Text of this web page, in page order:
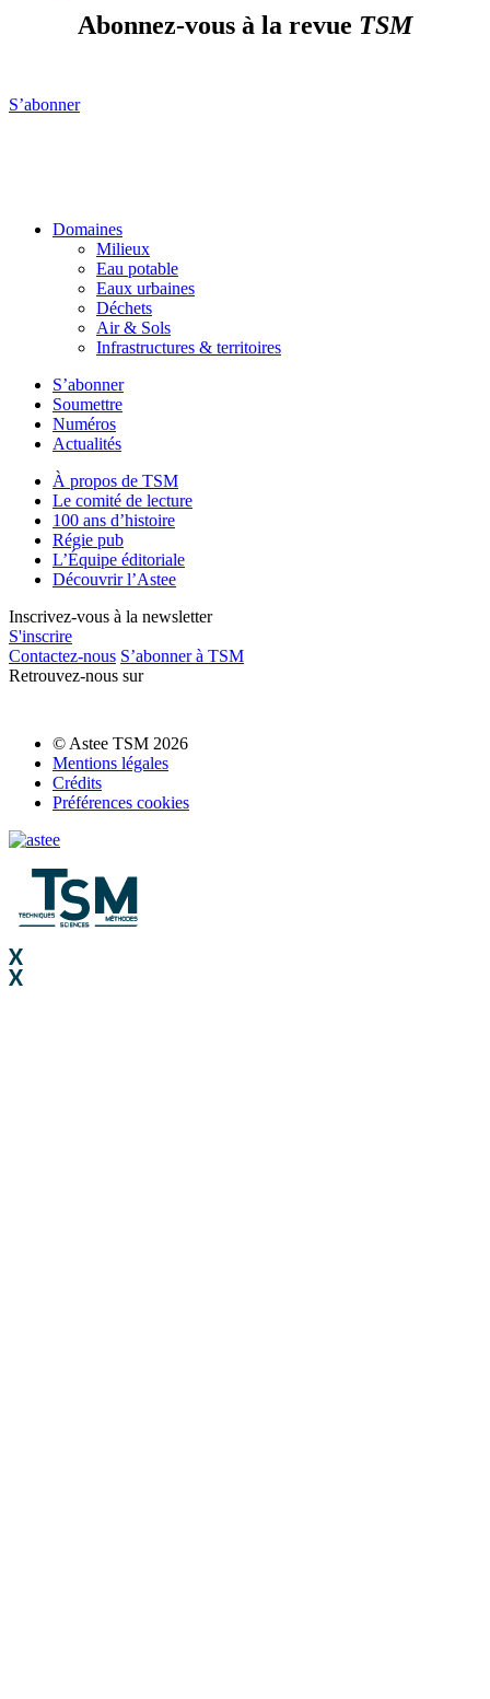
Abonnez-vous à la revue TSM
S’abonner
Domaines
Milieux
Eau potable
Eaux urbaines
Déchets
Air & Sols
Infrastructures & territoires
S’abonner
Soumettre
Numéros
Actualités
À propos de TSM
Le comité de lecture
100 ans d’histoire
Régie pub
L’Équipe éditoriale
Découvrir l’Astee
Inscrivez-vous à la newsletter
S'inscrire
Contactez-nous S’abonner à TSM
Retrouvez-nous sur
© Astee TSM 2026
Mentions légales
Crédits
Préférences cookies